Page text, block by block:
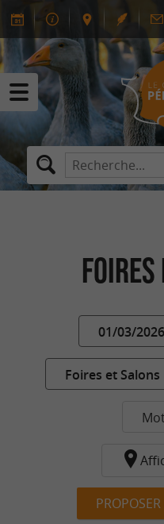
01/03/
Foires et Salons